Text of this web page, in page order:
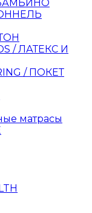
/ ЛАТЕКС И
/ ПОКЕТ
матрасы